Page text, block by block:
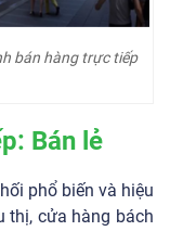
bán hàng trực tiếp
Bán lẻ
phổ biến và hiệu
thị, cửa hàng bách